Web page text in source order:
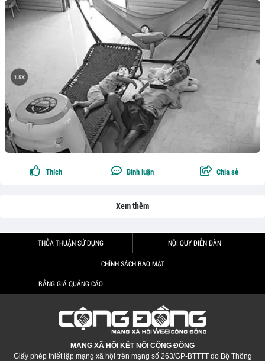
Thích Bình luận Chia sẻ
Xem thêm
THỎA THUẬN SỬ DỤNG NỘI QUY DIỄN ĐÀN
CHÍNH SÁCH BẢO MẬT
BẢNG GIÁ QUẢNG CÁO
MẠNG XÃ HỘI KẾT NỐI CỘNG ĐỒNG
Giấy phép thiết lập mạng xã hội trên mạng số 263/GP-BTTTT do Bộ Thông